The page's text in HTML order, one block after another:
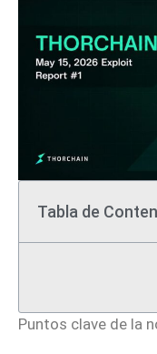
Tabla de
Puntos clave de la